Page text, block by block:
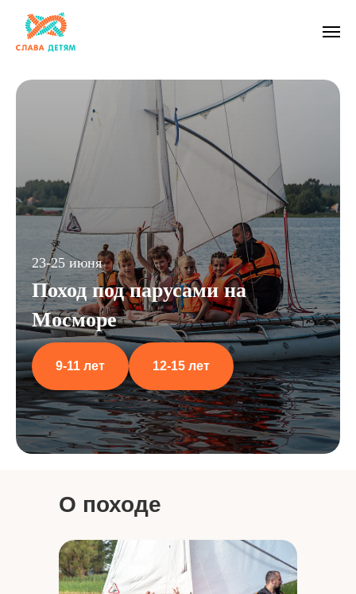
23-25 июня
Поход под парусами на
Мосморе
9-11 лет 12-15 лет
О походе